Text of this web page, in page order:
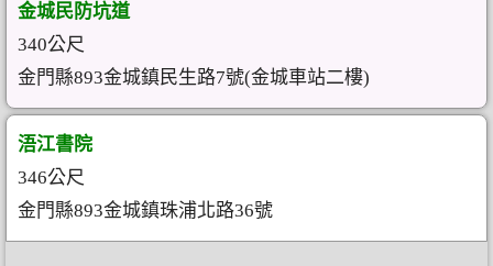
金城民防坑道
340公尺
金門縣893金城鎮民生路7號(金城車站二樓)
浯江書院
346公尺
金門縣893金城鎮珠浦北路36號